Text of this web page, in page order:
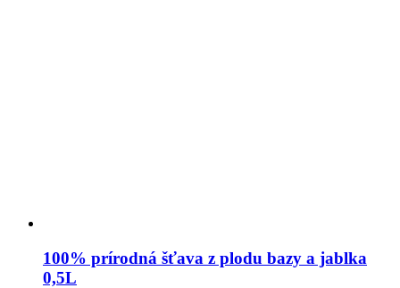
100% prírodná šťava z plodu bazy a jablka
0,5L